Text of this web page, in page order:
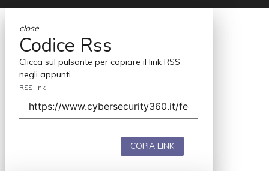
close
Codice Rss
Clicca sul pulsante per copiare il link RSS
negli appunti.
RSS link
COPIA LINK